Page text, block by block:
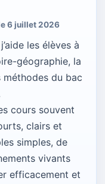
6 juillet 2026
les élèves à
géographie, la
méthodes du bac
cours souvent
clairs et
simples, de
vivants
efficacement et